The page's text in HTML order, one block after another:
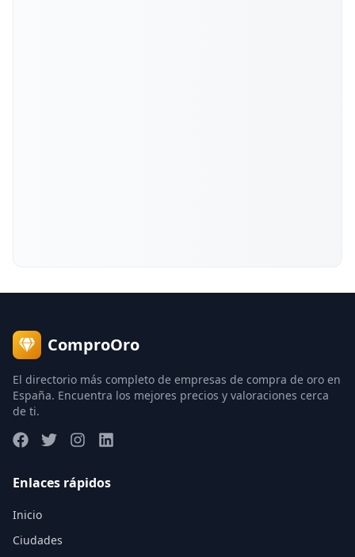
ComproOro
El directorio más completo de empresas de compra de oro en
España. Encuentra los mejores precios y valoraciones cerca
de ti.
Enlaces rápidos
Inicio
Ciudades